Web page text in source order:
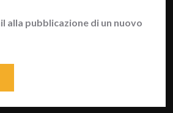
alla pubblicazione di un nuovo